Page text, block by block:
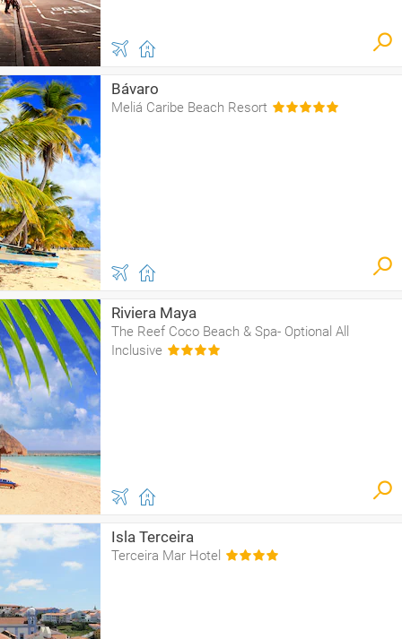
Bávaro
Meliá Caribe Beach Resort
Riviera Maya
The Reef Coco Beach & Spa- Optional All
Inclusive
Isla Terceira
Terceira Mar Hotel